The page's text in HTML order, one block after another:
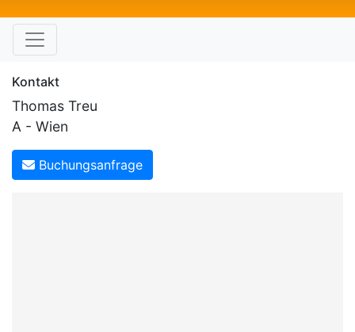
Kontakt
Thomas Treu
A - Wien
Buchungsanfrage